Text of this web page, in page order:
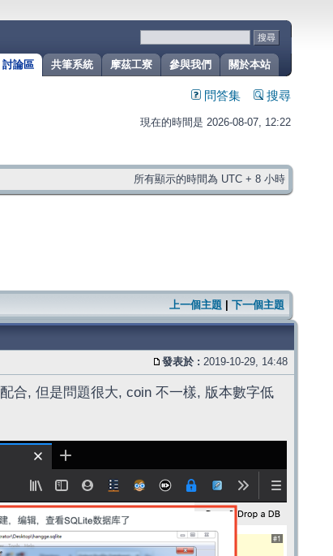
關於本站
參與我們
摩茲工寮
共筆系統
討論區
問答集 搜尋
現在的時間是 2026-08-07, 12:22
所有顯示的時間為 UTC + 8 小時
上一個主題 下一個主題
發表於 : 2019-10-29, 14:48
合, 但是問題很大, coin 不一樣, 版本數字低